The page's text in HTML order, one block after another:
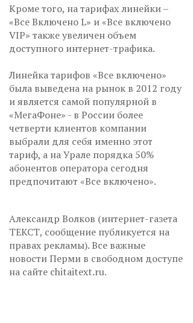
Кроме того, на тарифах линейки –
«Все Включено L» и «Все включено
VIP» также увеличен объем
доступного интернет-трафика.
Линейка тарифов «Все включено»
была выведена на рынок в 2012 году
и является самой популярной в
«МегаФоне» - в России более
четверти клиентов компании
выбрали для себя именно этот
тариф, а на Урале порядка 50%
абонентов оператора сегодня
предпочитают «Все включено».
Александр Волков (интернет-газета
ТЕКСТ, сообщение публикуется на
правах рекламы). Все важные
новости Перми в свободном доступе
на сайте chitaitext.ru.